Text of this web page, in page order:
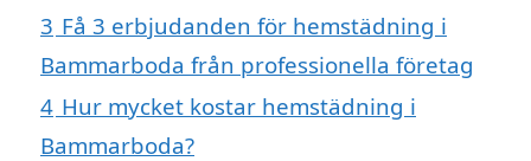
3 Få 3 erbjudanden för hemstädning i
Bammarboda från professionella företag
4 Hur mycket kostar hemstädning i
Bammarboda?